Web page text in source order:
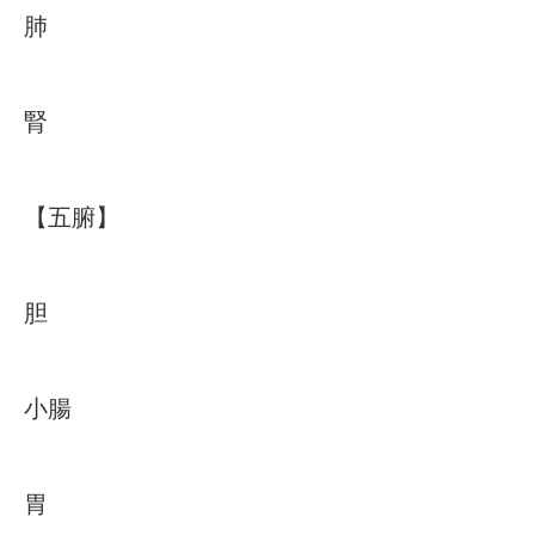
肺
腎
【五腑】
胆
小腸
胃